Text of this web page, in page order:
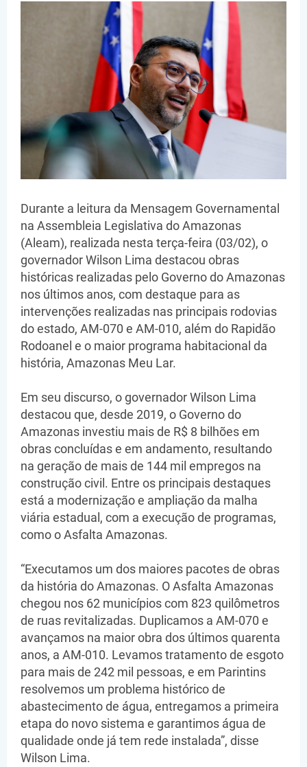
Durante a leitura da Mensagem Governamental
na Assembleia Legislativa do Amazonas
(Aleam), realizada nesta terça-feira (03/02), o
governador Wilson Lima destacou obras
históricas realizadas pelo Governo do Amazonas
nos últimos anos, com destaque para as
intervenções realizadas nas principais rodovias
do estado, AM-070 e AM-010, além do Rapidão
Rodoanel e o maior programa habitacional da
história, Amazonas Meu Lar.
Em seu discurso, o governador Wilson Lima
destacou que, desde 2019, o Governo do
Amazonas investiu mais de R$ 8 bilhões em
obras concluídas e em andamento, resultando
na geração de mais de 144 mil empregos na
construção civil. Entre os principais destaques
está a modernização e ampliação da malha
viária estadual, com a execução de programas,
como o Asfalta Amazonas.
“Executamos um dos maiores pacotes de obras
da história do Amazonas. O Asfalta Amazonas
chegou nos 62 municípios com 823 quilômetros
de ruas revitalizadas. Duplicamos a AM-070 e
avançamos na maior obra dos últimos quarenta
anos, a AM-010. Levamos tratamento de esgoto
para mais de 242 mil pessoas, e em Parintins
resolvemos um problema histórico de
abastecimento de água, entregamos a primeira
etapa do novo sistema e garantimos água de
qualidade onde já tem rede instalada”, disse
Wilson Lima.